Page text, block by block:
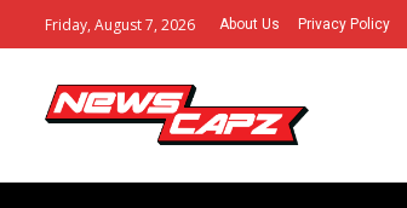
Friday, August 7, 2026 About Us Privacy Policy